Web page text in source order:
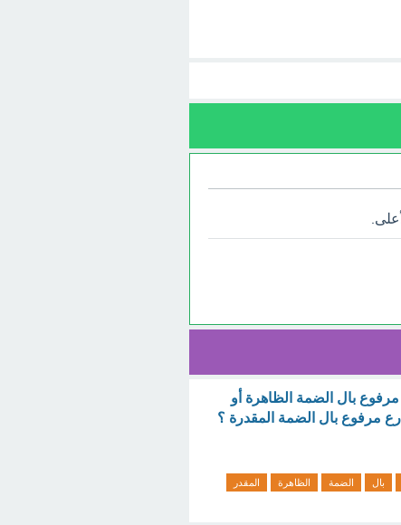
بال الضمة الظاهرة أو
مرفوع بال الضمة المقدرة ؟
بال الضمة الظاهرة
المقدر